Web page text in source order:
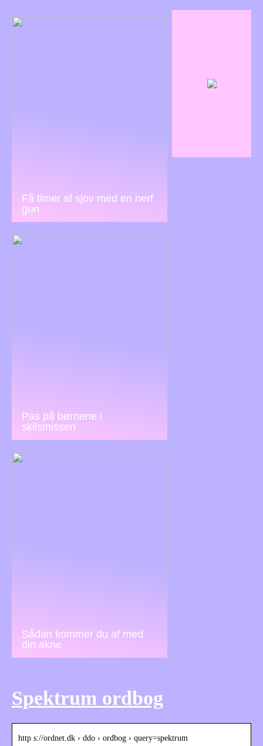
Få timer af sjov med en nerf
gun
Pas på børnene i
skilsmissen
Sådan kommer du af med
din akne
Spektrum ordbog
http s://ordnet.dk › ddo › ordbog › query=spektrum